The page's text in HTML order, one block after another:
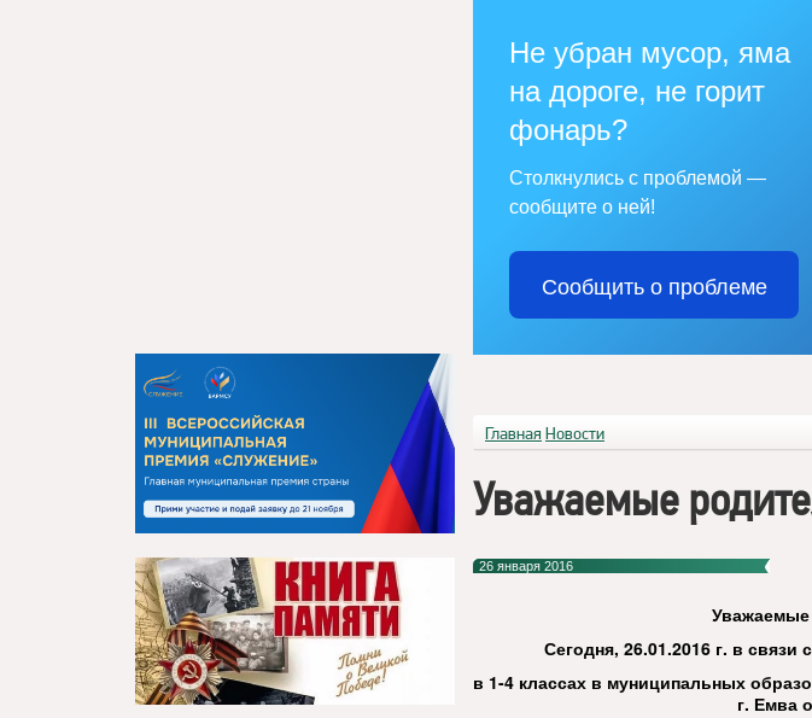
Не убран мусор, яма
на дороге, не горит
фонарь?
Столкнулись с проблемой —
сообщите о ней!
Сообщить о проблеме
Главная Новости
Уважаемые
26 января 2016
Сегодня, 26.01.2016 г. в связи
в 1-4 классах в муниципальных
г. Емва